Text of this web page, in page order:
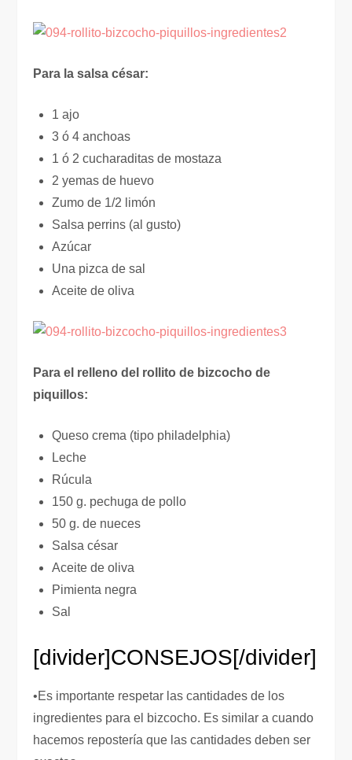
Para la salsa césar:
1 ajo
3 ó 4 anchoas
1 ó 2 cucharaditas de mostaza
2 yemas de huevo
Zumo de 1/2 limón
Salsa perrins (al gusto)
Azúcar
Una pizca de sal
Aceite de oliva
Para el relleno del rollito de bizcocho de
piquillos:
Queso crema (tipo philadelphia)
Leche
Rúcula
150 g. pechuga de pollo
50 g. de nueces
Salsa césar
Aceite de oliva
Pimienta negra
Sal
[divider]CONSEJOS[/divider]
•Es importante respetar las cantidades de los
ingredientes para el bizcocho. Es similar a cuando
hacemos repostería que las cantidades deben ser